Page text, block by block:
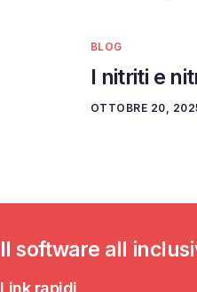
BLOG
I nitriti e
OTTOBRE 20,
Il software all
Link rapidi